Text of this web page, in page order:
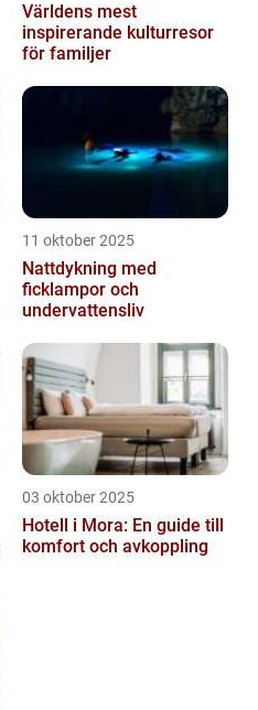
Världens mest
inspirerande kulturresor
för familjer
11 oktober 2025
Nattdykning med
ficklampor och
undervattensliv
03 oktober 2025
Hotell i Mora: En guide till
komfort och avkoppling